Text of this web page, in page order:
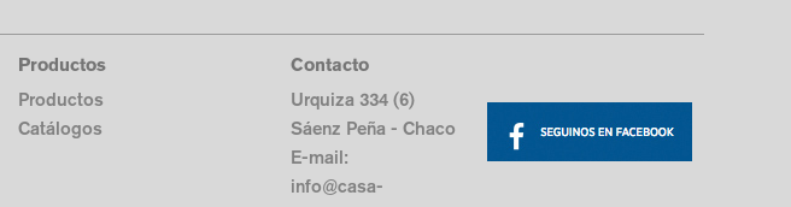
Productos
Productos
Catálogos
Contacto
Urquiza 334 (6)
Sáenz Peña - Chaco
E-mail:
info@casa-